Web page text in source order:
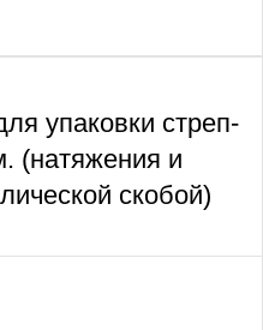
упаковки стреп-
(натяжения и
скобой)